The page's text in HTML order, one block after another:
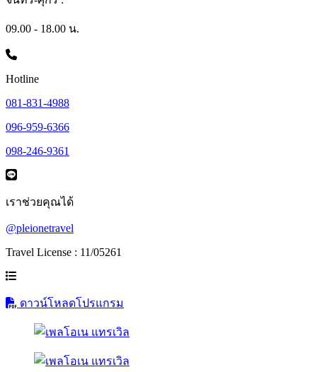
09.00 - 18.00 น.
Hotline
081-831-4988
096-959-6366
098-246-9361
เราช่วยคุณได้
@pleionetravel
Travel License : 11/05261
ดาวน์โหลดโปรแกรม